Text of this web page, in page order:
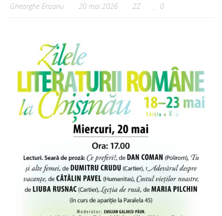
Gheorghe Erizanu 20 mai 2026 ZZ 0